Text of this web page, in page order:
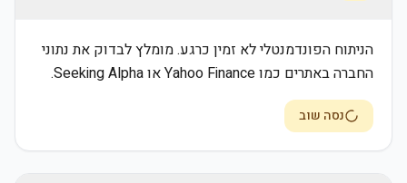
הניתוח הפונדמנטלי לא זמין כרגע. מומלץ לבדוק את נתוני
החברה באתרים כמו Yahoo Finance או Seeking Alpha.
נסה שוב